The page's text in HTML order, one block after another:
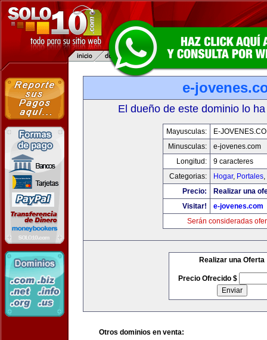
e-
El dueño de este dominio lo
Mayusculas:
E-
Minusculas:
e-jovenes.com
Longitud:
9 caracteres
Categorias:
Hogar, Portales,
Precio:
Realizar una
Visitar!
e-jovenes.com
Serán consideradas
Realizar una Oferta
Precio Ofrecido $
Otros dominios en venta: